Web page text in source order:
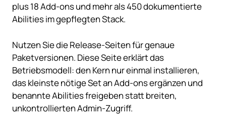
plus 18 Add-ons und mehr als 450 dokumentierte
Abilities im gepflegten Stack.
Nutzen Sie die Release-Seiten für genaue
Paketversionen. Diese Seite erklärt das
Betriebsmodell: den Kern nur einmal installieren,
das kleinste nötige Set an Add-ons ergänzen und
benannte Abilities freigeben statt breiten,
unkontrollierten Admin-Zugriff.